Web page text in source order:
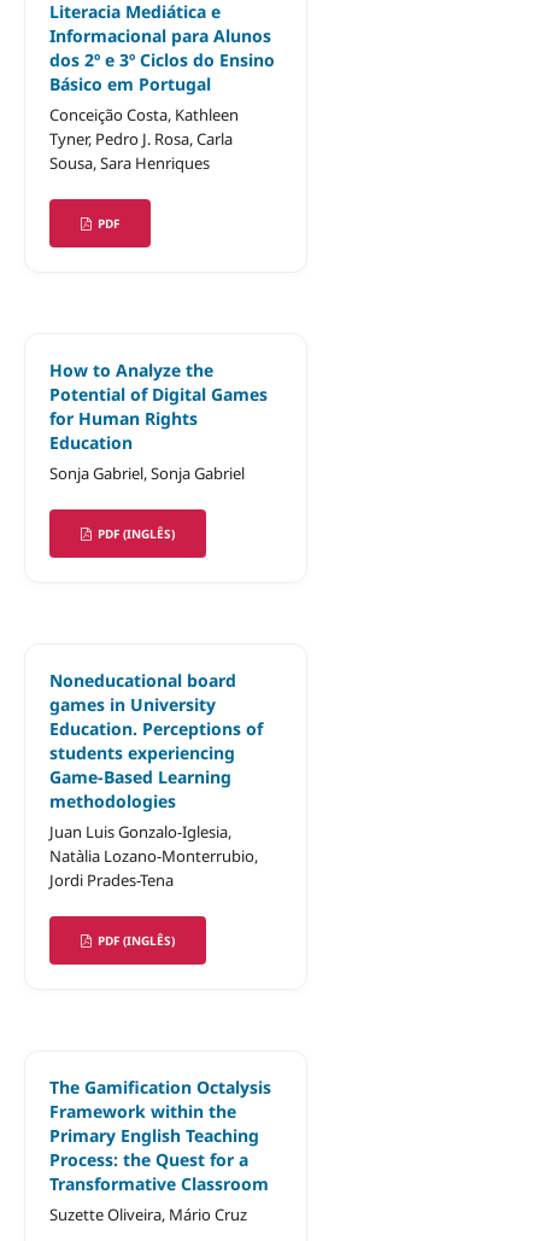
Literacia Mediática e
Informacional para Alunos
dos 2º e 3º Ciclos do Ensino
Básico em Portugal
Conceição Costa, Kathleen
Tyner, Pedro J. Rosa, Carla
Sousa, Sara Henriques
PDF
How to Analyze the
Potential of Digital Games
for Human Rights
Education
Sonja Gabriel, Sonja Gabriel
PDF (INGLÊS)
Noneducational board
games in University
Education. Perceptions of
students experiencing
Game-Based Learning
methodologies
Juan Luis Gonzalo-Iglesia,
Natàlia Lozano-Monterrubio,
Jordi Prades-Tena
PDF (INGLÊS)
The Gamification Octalysis
Framework within the
Primary English Teaching
Process: the Quest for a
Transformative Classroom
Suzette Oliveira, Mário Cruz